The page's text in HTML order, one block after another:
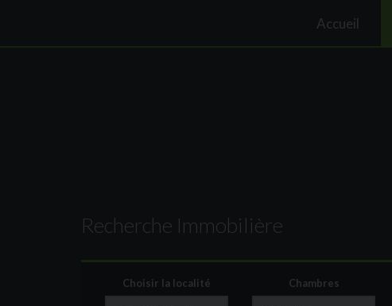
Accueil
Recherche Immobilière
Choisir la localité Chambres